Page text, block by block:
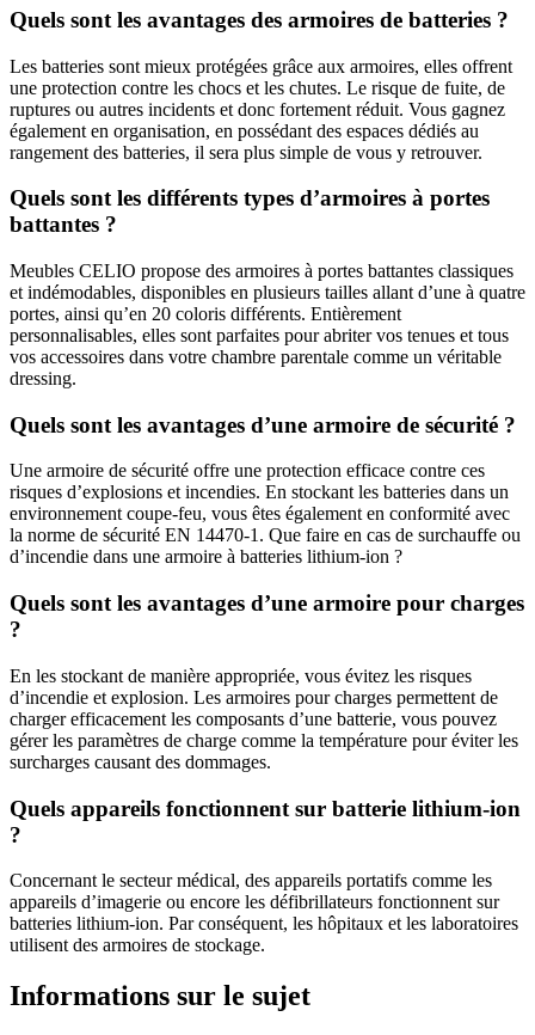
Quels sont les avantages des armoires de batteries ?
Les batteries sont mieux protégées grâce aux armoires, elles offrent
une protection contre les chocs et les chutes. Le risque de fuite, de
ruptures ou autres incidents et donc fortement réduit. Vous gagnez
également en organisation, en possédant des espaces dédiés au
rangement des batteries, il sera plus simple de vous y retrouver.
Quels sont les différents types d’armoires à portes
battantes ?
Meubles CELIO propose des armoires à portes battantes classiques
et indémodables, disponibles en plusieurs tailles allant d’une à quatre
portes, ainsi qu’en 20 coloris différents. Entièrement
personnalisables, elles sont parfaites pour abriter vos tenues et tous
vos accessoires dans votre chambre parentale comme un véritable
dressing.
Quels sont les avantages d’une armoire de sécurité ?
Une armoire de sécurité offre une protection efficace contre ces
risques d’explosions et incendies. En stockant les batteries dans un
environnement coupe-feu, vous êtes également en conformité avec
la norme de sécurité EN 14470-1. Que faire en cas de surchauffe ou
d’incendie dans une armoire à batteries lithium-ion ?
Quels sont les avantages d’une armoire pour charges
?
En les stockant de manière appropriée, vous évitez les risques
d’incendie et explosion. Les armoires pour charges permettent de
charger efficacement les composants d’une batterie, vous pouvez
gérer les paramètres de charge comme la température pour éviter les
surcharges causant des dommages.
Quels appareils fonctionnent sur batterie lithium-ion
?
Concernant le secteur médical, des appareils portatifs comme les
appareils d’imagerie ou encore les défibrillateurs fonctionnent sur
batteries lithium-ion. Par conséquent, les hôpitaux et les laboratoires
utilisent des armoires de stockage.
Informations sur le sujet